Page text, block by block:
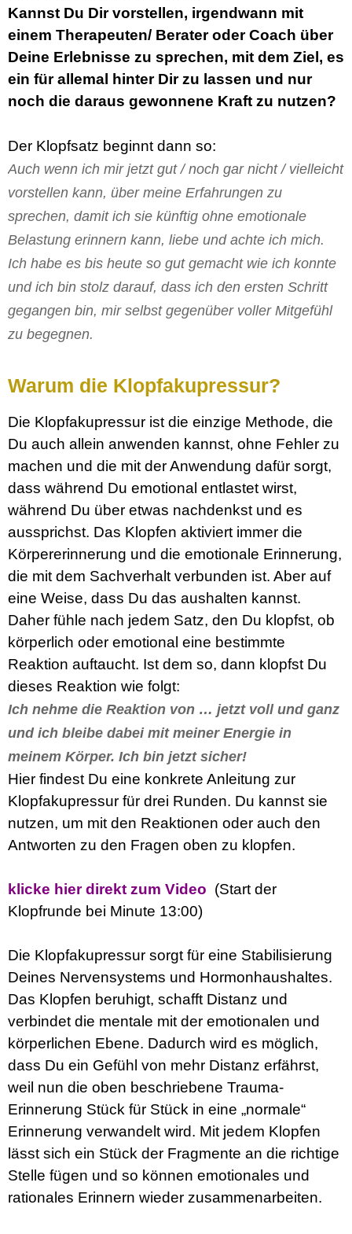
Kannst Du Dir vorstellen, irgendwann mit
einem Therapeuten/ Berater oder Coach über
Deine Erlebnisse zu sprechen, mit dem Ziel, es
ein für allemal hinter Dir zu lassen und nur
noch die daraus gewonnene Kraft zu nutzen?
Der Klopfsatz beginnt dann so:
Auch wenn ich mir jetzt gut / noch gar nicht / vielleicht
vorstellen kann, über meine Erfahrungen zu
sprechen, damit ich sie künftig ohne emotionale
Belastung erinnern kann, liebe und achte ich mich.
Ich habe es bis heute so gut gemacht wie ich konnte
und ich bin stolz darauf, dass ich den ersten Schritt
gegangen bin, mir selbst gegenüber voller Mitgefühl
zu begegnen.
Warum die Klopfakupressur?
Die Klopfakupressur ist die einzige Methode, die
Du auch allein anwenden kannst, ohne Fehler zu
machen und die mit der Anwendung dafür sorgt,
dass während Du emotional entlastet wirst,
während Du über etwas nachdenkst und es
aussprichst. Das Klopfen aktiviert immer die
Körpererinnerung und die emotionale Erinnerung,
die mit dem Sachverhalt verbunden ist. Aber auf
eine Weise, dass Du das aushalten kannst.
Daher fühle nach jedem Satz, den Du klopfst, ob
körperlich oder emotional eine bestimmte
Reaktion auftaucht. Ist dem so, dann klopfst Du
dieses Reaktion wie folgt:
Ich nehme die Reaktion von … jetzt voll und ganz
und ich bleibe dabei mit meiner Energie in
meinem Körper. Ich bin jetzt sicher!
Hier findest Du eine konkrete Anleitung zur
Klopfakupressur für drei Runden. Du kannst sie
nutzen, um mit den Reaktionen oder auch den
Antworten zu den Fragen oben zu klopfen.
klicke hier direkt zum Video (Start der
Klopfrunde bei Minute 13:00)
Die Klopfakupressur sorgt für eine Stabilisierung
Deines Nervensystems und Hormonhaushaltes.
Das Klopfen beruhigt, schafft Distanz und
verbindet die mentale mit der emotionalen und
körperlichen Ebene. Dadurch wird es möglich,
dass Du ein Gefühl von mehr Distanz erfährst,
weil nun die oben beschriebene Trauma-
Erinnerung Stück für Stück in eine „normale“
Erinnerung verwandelt wird. Mit jedem Klopfen
lässt sich ein Stück der Fragmente an die richtige
Stelle fügen und so können emotionales und
rationales Erinnern wieder zusammenarbeiten.